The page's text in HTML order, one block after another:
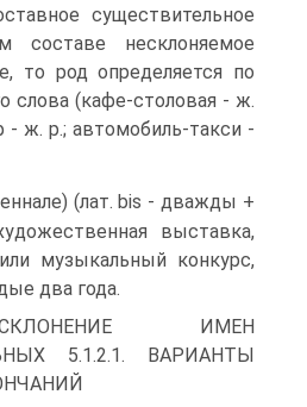
существительное
несклоняемое
то род определяется по
слова (кафе-столовая - ж.
- ж. р.; автомобиль-такси -
(лат. bis - дважды +
выставка,
музыкальный конкурс,
два года.
ИМЕН
5.1.2.1. ВАРИАНТЫ